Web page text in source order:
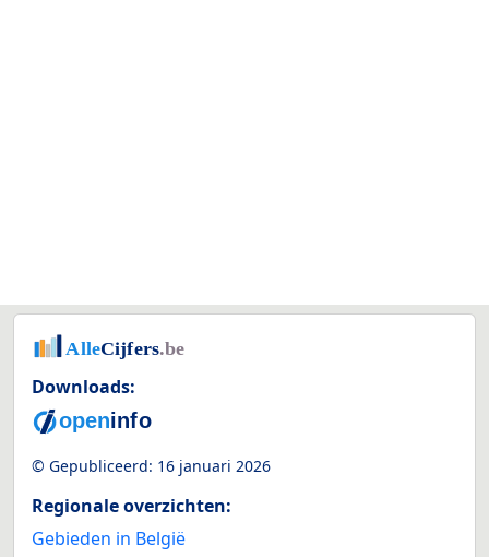
Downloads:
© Gepubliceerd: 16 januari 2026
Regionale overzichten:
Gebieden in België